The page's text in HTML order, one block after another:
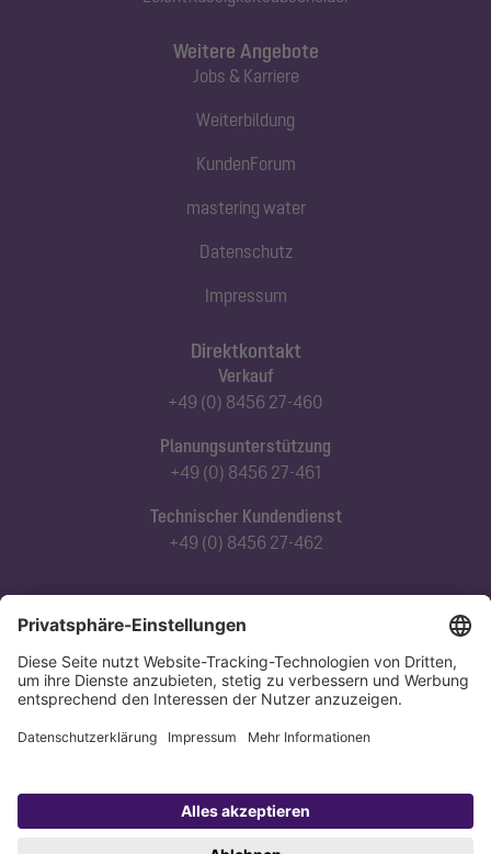
Direktkontakt
Verkauf
+49 (0) 8456 27-460
Planungsunterstützung
+49 (0) 8456 27-461
Technischer Kundendienst
+49 (0) 8456 27-462
Abonnieren Sie unseren Newsletter
Jetzt anmelden
Weitere Angebote
Jobs & Karriere
Weiterbildung
KundenForum
mastering water
Datenschutz
Impressum
Datenschutz Impressum